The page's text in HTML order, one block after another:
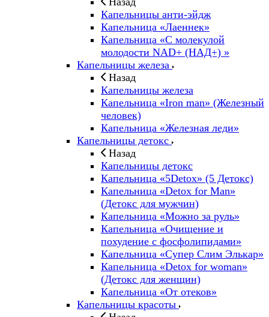
Капельницы анти-эйдж
Капельница «Лаеннек»
Капельница «С молекулой
молодости NAD+ (НАД+) »
Капельницы железа
Назад
Капельницы железа
Капельница «Iron man» (Железный
человек)
Капельница «Железная леди»
Капельницы детокс
Назад
Капельницы детокс
Капельница «5Detox» (5 Детокс)
Капельница «Detox for Man»
(Детокс для мужчин)
Капельница «Можно за руль»
Капельница «Очищение и
похудение с фосфолипидами»
Капельница «Супер Слим Элькар»
Капельница «Detox for woman»
(Детокс для женщин)
Капельница «От отеков»
Капельницы красоты